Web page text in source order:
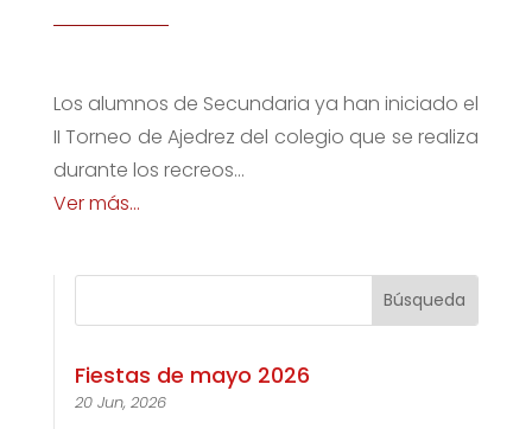
Los alumnos de Secundaria ya han iniciado el
II Torneo de Ajedrez del colegio que se realiza
durante los recreos…
Ver más…
Fiestas de mayo 2026
20 Jun, 2026